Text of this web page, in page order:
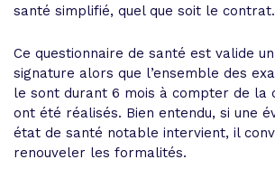
santé simplifié, quel que soit le contrat.
Ce questionnaire de santé est valide
signature alors que l’ensemble des
le sont durant 6 mois à compter de la
ont été réalisés. Bien entendu, si une
état de santé notable intervient, il
renouveler les formalités.